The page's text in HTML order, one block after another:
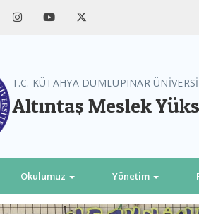
T.C. KÜTAHYA DUMLUPINAR
Altıntaş Meslek
Okulumuz Yönetim